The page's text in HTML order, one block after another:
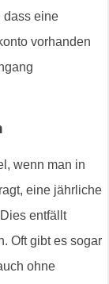
dass eine
vorhanden
wenn man in
eine jährliche
entfällt
Oft gibt es sogar
ohne